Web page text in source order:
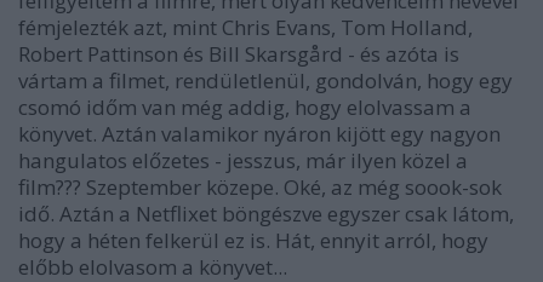
fémjelezték azt, mint Chris Evans, Tom Holland,
Robert Pattinson és Bill Skarsgård - és azóta is
vártam a filmet, rendületlenül, gondolván, hogy egy
csomó időm van még addig, hogy elolvassam a
könyvet. Aztán valamikor nyáron kijött egy nagyon
hangulatos előzetes - jesszus, már ilyen közel a
film??? Szeptember közepe. Oké, az még soook-sok
idő. Aztán a Netflixet böngészve egyszer csak látom,
hogy a héten felkerül ez is. Hát, ennyit arról, hogy
előbb elolvasom a könyvet...